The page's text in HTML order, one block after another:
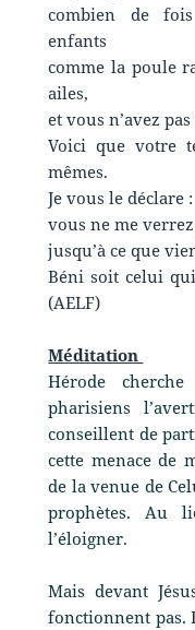
combien de
enfants
comme la poule
ailes,
et vous n’avez
Voici que votre
mêmes.
Je vous le déclare :
vous ne me
jusqu’à ce que
Béni soit celui
(AELF)
Méditation
Hérode
pharisiens
conseillent de
cette menace de
de la venue de
prophètes. Au
l’éloigner.
Mais devant
fonctionnent pas.